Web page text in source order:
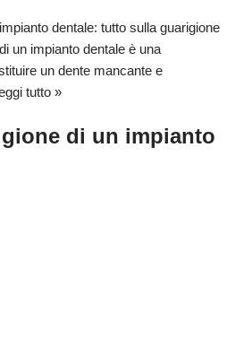
dentale: tutto sulla guarigione
un impianto dentale è una
un dente mancante e
tutto »
di un impianto